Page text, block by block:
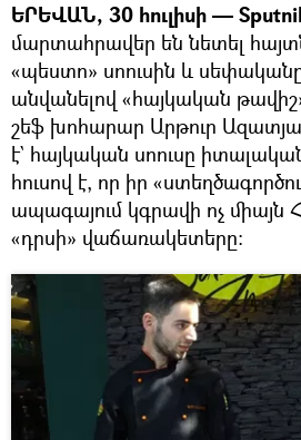
ԵՐԵՎԱՆ, 30 հուլիսի —
մարտահրավեր են նետել
«պեստո» սոուսին և
անվանելով «հայկական
շեֆ խոհարար Արթուր
է` հայկական սոուսը
հուսով է, որ իր
ապագայում կգրավի ոչ միայն
«դրսի» վաճառակետերը։